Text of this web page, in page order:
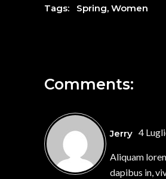
Tags: Spring, Women
Comments:
Jerry 4
Aliquam
dapibus in,